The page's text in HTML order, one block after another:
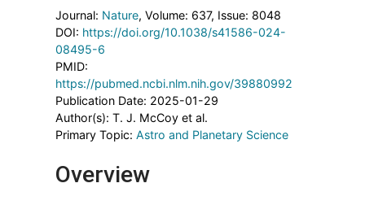
Journal: Nature, Volume: 637, Issue: 8048
DOI: https://doi.org/10.1038/s41586-024-
08495-6
PMID:
https://pubmed.ncbi.nlm.nih.gov/39880992
Publication Date: 2025-01-29
Author(s): T. J. McCoy et al.
Primary Topic: Astro and Planetary Science
Overview